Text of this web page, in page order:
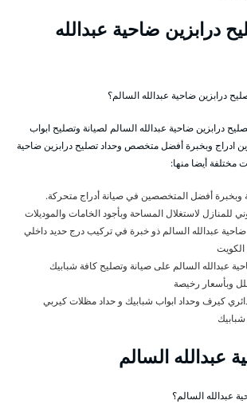
درابزين ضاحية عبدالله
درابزين ضاحية عبدالله السالم؟
درابزين ضاحية عبدالله السالم لصيانة وتصليح ابواب
ادراج وبخبرة أفضل متخصص وحداد تصليح درابزين ضاحية
مختلفة أيضا منها:
وبخبرة أفضل المتخصصين في صيانة أدراج متحركة.
للمنازل لاستغلال المساحة وبأجود الخامات والموديلات
عبدالله السالم ذو خبرة في تركيب درج حديد داخلي
عبدالله السالم على صيانة وتصليح كافة شبابيك
وبأسعار رخيصة
كيرف وحداد ابواب شبابيك و حداد مظلات كيربي
عبدالله السالم
عبدالله السالم؟